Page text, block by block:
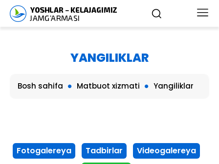
YANGILIKLAR
Bosh sahifa Matbuot xizmati Yangiliklar
Fotogalereya Tadbirlar
Videogalereya